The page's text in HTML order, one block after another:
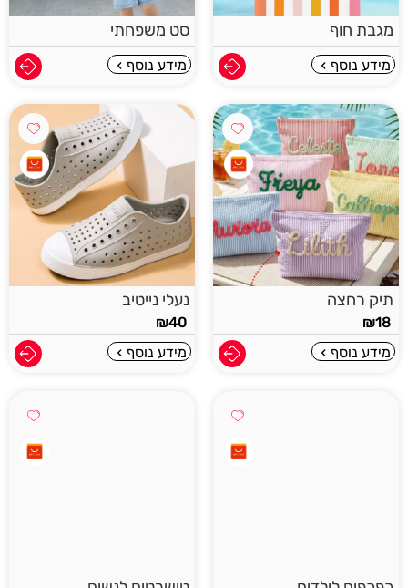
מגבת חוף
מידע נוסף
סט משפחתי
מידע נוסף
תיק רחצה
₪18
מידע נוסף
נעלי נייטיב
₪40
מידע נוסף